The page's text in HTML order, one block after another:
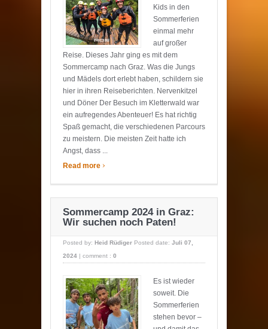
Kids in den
Sommerferien
einmal mehr
auf großer
Reise. Dieses Jahr ging es mit dem
Sommercamp nach Graz. Was die Jungs
und Mädels dort erlebt haben, schildern sie
hier in ihren Reiseberichten. Nervenkitzel
und Döner Der Besuch im Kletterwald war
ein aufregendes Abenteuer! Es hat richtig
Spaß gemacht, die verschiedenen Parcours
zu meistern. Die meisten Zeit hatte ich
Angst, dass ...
Read more ›
Sommercamp 2024 in Graz:
Wir suchen noch Paten!
Posted by: Heid Rüdiger Posted date: Juli 07,
2024 | comment : 0
Es ist wieder
soweit. Die
Sommerferien
stehen bevor –